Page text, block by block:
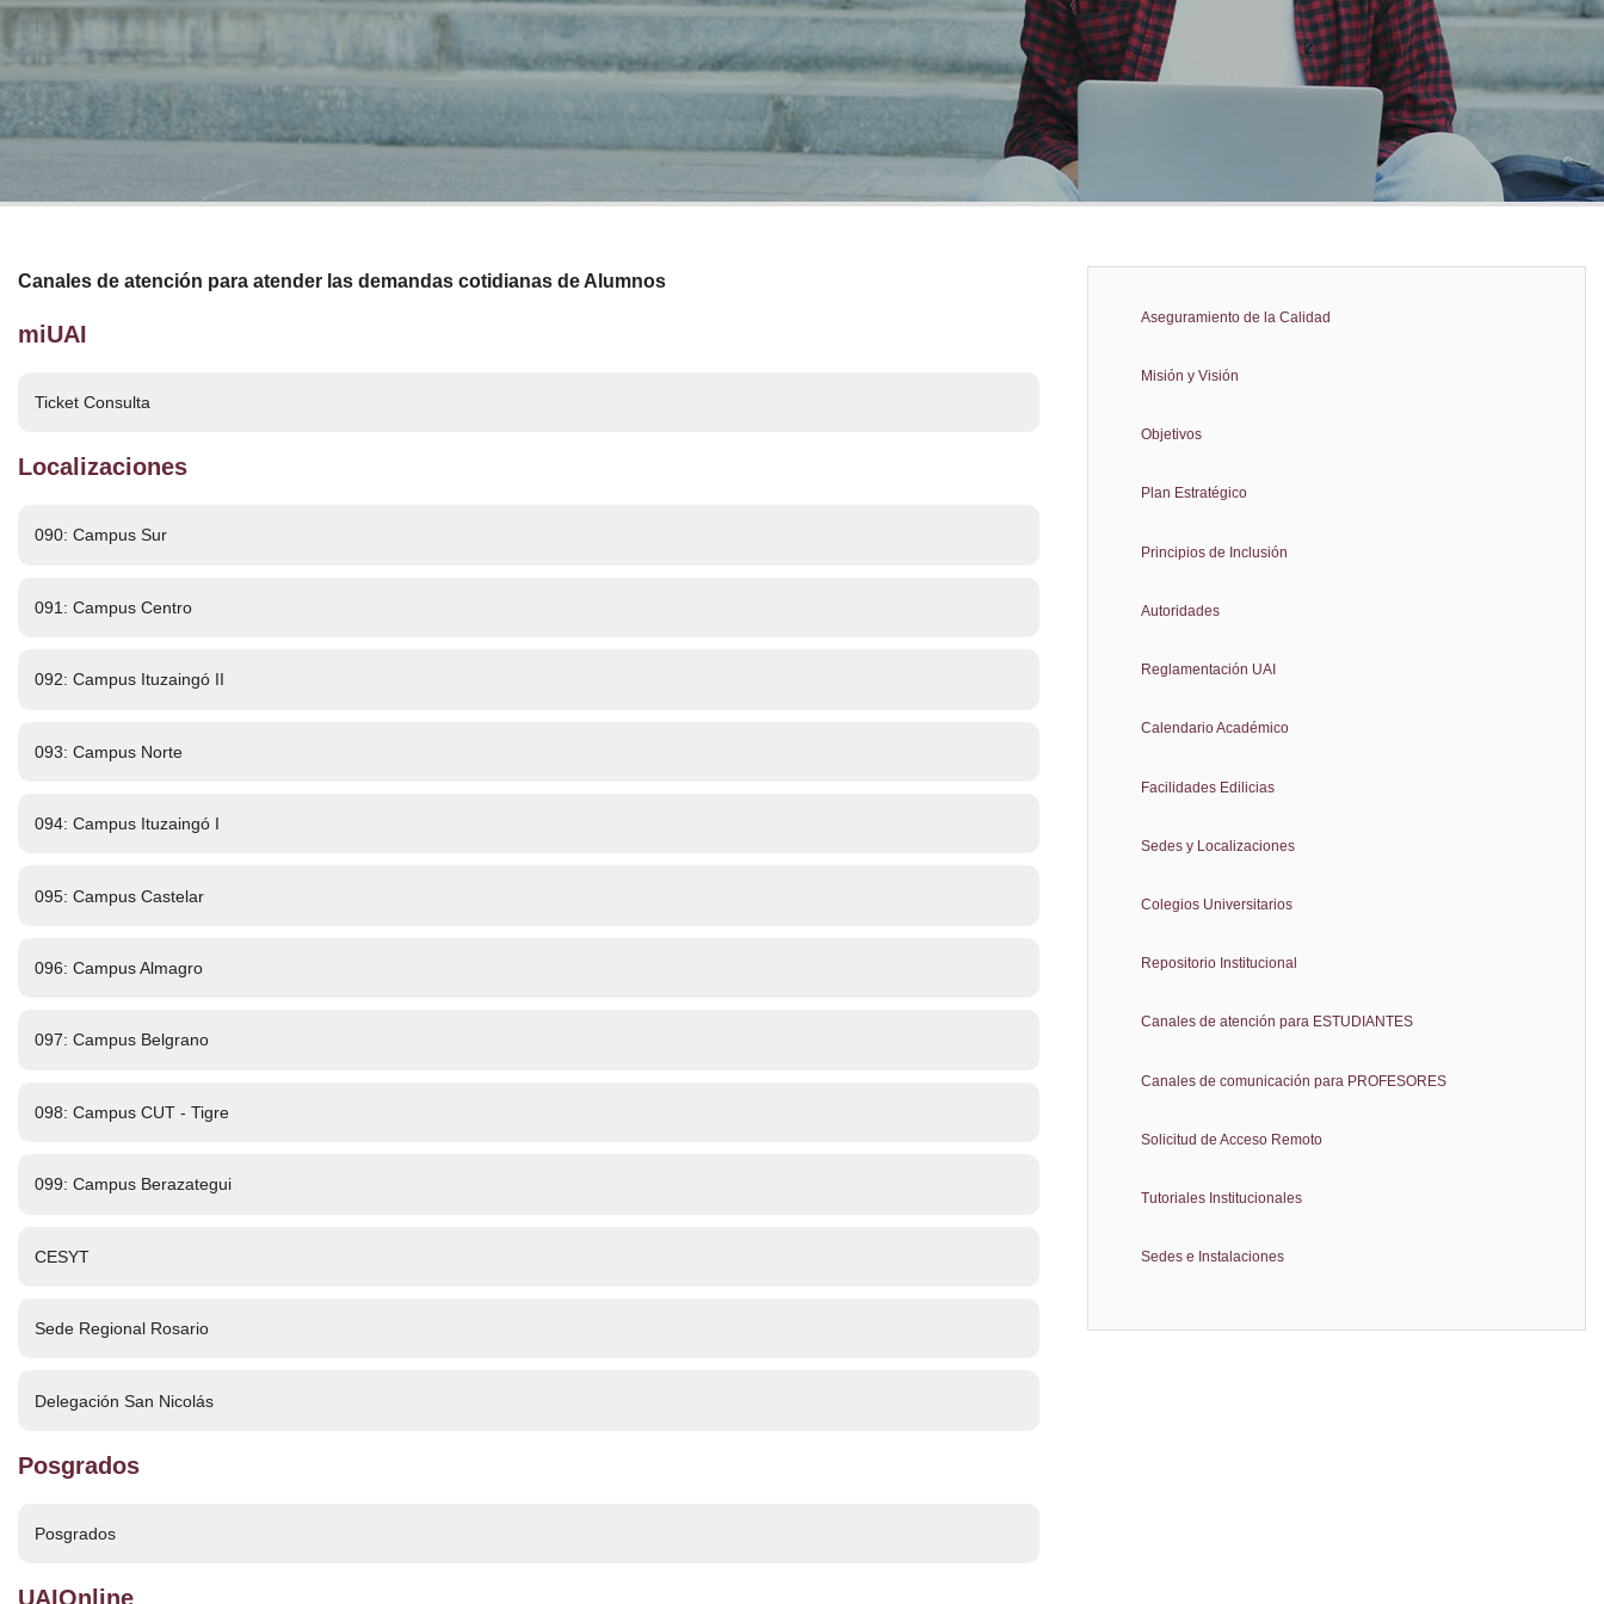
Sedes e Instalaciones
Canales de atención para atender las demandas cotidianas de Alumnos
miUAI
Ticket Consulta
Localizaciones
090: Campus Sur
091: Campus Centro
092: Campus Ituzaingó II
093: Campus Norte
094: Campus Ituzaingó I
095: Campus Castelar
096: Campus Almagro
097: Campus Belgrano
098: Campus CUT - Tigre
099: Campus Berazategui
CESYT
Sede Regional Rosario
Delegación San Nicolás
Posgrados
Posgrados
UAIOnline
Aseguramiento de la Calidad
Misión y Visión
Objetivos
Plan Estratégico
Principios de Inclusión
Autoridades
Reglamentación UAI
Calendario Académico
Facilidades Edilicias
Sedes y Localizaciones
Colegios Universitarios
Repositorio Institucional
Canales de atención para ESTUDIANTES
Canales de comunicación para PROFESORES
Solicitud de Acceso Remoto
Tutoriales Institucionales
Sedes e Instalaciones